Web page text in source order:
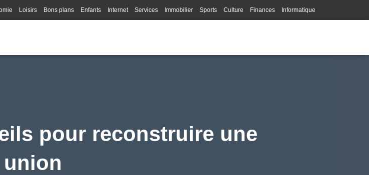
Loisirs Bons plans Enfants Internet Services Immobilier Sports Culture Finances Informatique
pour reconstruire une
union